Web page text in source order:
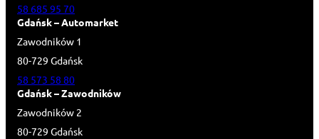
58 685 95 70
Gdańsk – Automarket
Zawodników 1
80-729 Gdańsk
58 573 58 80
Gdańsk – Zawodników
Zawodników 2
80-729 Gdańsk